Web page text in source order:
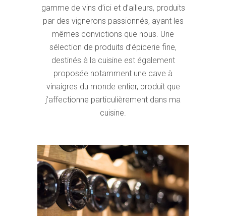
gamme de vins d’ici et d’ailleurs, produits
par des vignerons passionnés, ayant les
mêmes convictions que nous. Une
sélection de produits d’épicerie fine,
destinés à la cuisine est également
proposée notamment une cave à
vinaigres du monde entier, produit que
j’affectionne particulièrement dans ma
cuisine.